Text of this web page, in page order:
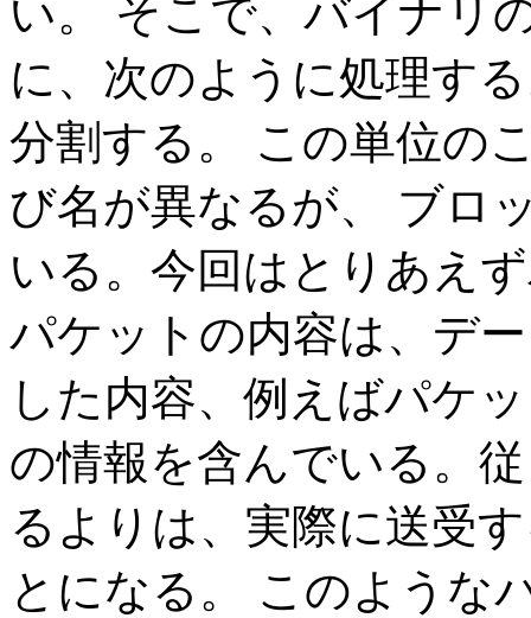
い。 そこで、バイナリ
に、次のように処理す
分割する。 この単位の
び名が異なるが、 ブロ
いる。今回はとりあえ
パケットの内容は、デ
した内容、例えばパケ
の情報を含んでいる。
るよりは、実際に送受
とになる。 このような